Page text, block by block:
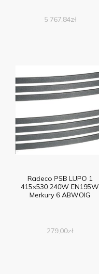
5 767,84zł
Radeco PSB LUPO 1
415×530 240W EN195W
Merkury 6 ABWOIG
279,00zł